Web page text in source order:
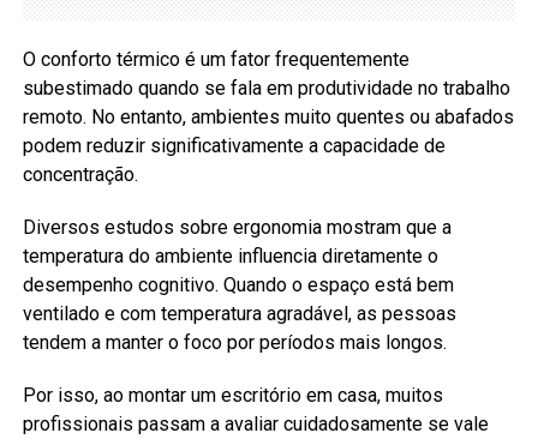
O conforto térmico é um fator frequentemente
subestimado quando se fala em produtividade no trabalho
remoto. No entanto, ambientes muito quentes ou abafados
podem reduzir significativamente a capacidade de
concentração.
Diversos estudos sobre ergonomia mostram que a
temperatura do ambiente influencia diretamente o
desempenho cognitivo. Quando o espaço está bem
ventilado e com temperatura agradável, as pessoas
tendem a manter o foco por períodos mais longos.
Por isso, ao montar um escritório em casa, muitos
profissionais passam a avaliar cuidadosamente se vale